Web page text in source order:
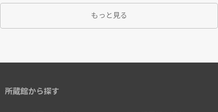
もっと見る
所蔵館から探す